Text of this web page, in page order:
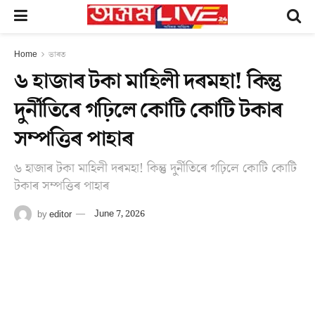
Home ভাৰত
৬ হাজাৰ টকা মাহিলী দৰমহা! কিন্তু
দুৰ্নীতিৰে গঢ়িলে কোটি কোটি টকাৰ
সম্পত্তিৰ পাহাৰ
৬ হাজাৰ টকা মাহিলী দৰমহা! কিন্তু দুৰ্নীতিৰে গঢ়িলে কোটি কোটি
টকাৰ সম্পত্তিৰ পাহাৰ
byeditor June 7, 2026